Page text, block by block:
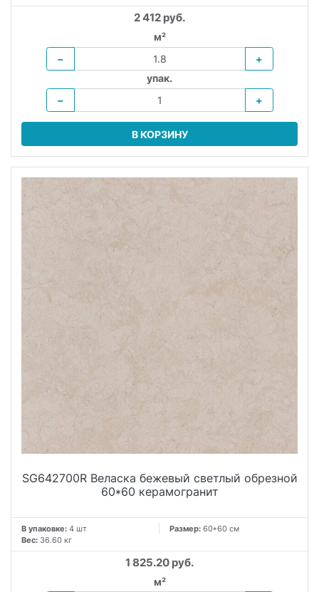
2 412 руб.
м²
−
+
упак.
−
+
В КОРЗИНУ
SG642700R Веласка бежевый светлый обрезной
60*60 керамогранит
В упаковке: 4 шт Размер: 60*60 см
Вес: 36.60 кг
1 825.20 руб.
м²